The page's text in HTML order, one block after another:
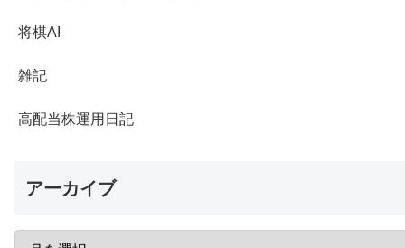
将棋AI
雑記
高配当株運用日記
アーカイブ